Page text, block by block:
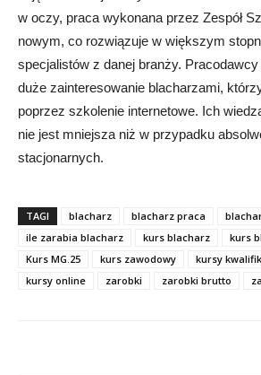
w oczy, praca wykonana przez Zespół
nowym, co rozwiązuje w większym
specjalistów z danej branży.
duże zainteresowanie blacharzami,
poprzez szkolenie internetowe. Ich
nie jest mniejsza niż w przypadku
stacjonarnych.
TAGI blacharz blacharz praca
ile zarabia blacharz
kurs blacharz
kurs
Kurs MG.25
kurs zawodowy
kursy
kursy online
zarobki zarobki brutto